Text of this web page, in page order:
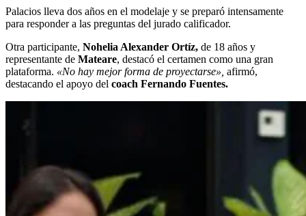
Palacios lleva dos años en el modelaje y se preparó intensamente
para responder a las preguntas del jurado calificador.
Otra participante, Nohelia Alexander Ortíz, de 18 años y
representante de Mateare, destacó el certamen como una gran
plataforma. «No hay mejor forma de proyectarse», afirmó,
destacando el apoyo del coach Fernando Fuentes.